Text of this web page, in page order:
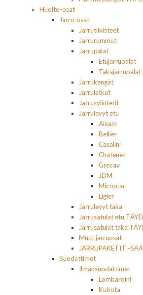
Huolto-osat
Jarru-osat
Jarrutiivisteet
Jarrurummut
Jarrupalat
Etujarrupalat
Takajarrupalat
Jarrukengät
Jarruletkut
Jarrusylinterit
Jarrulevyt etu
Aixam
Bellier
Casalini
Chatenet
Grecav
JDM
Microcar
Ligier
Jarrulevyt taka
Jarrusatulat etu
Jarrusatulat taka
Muut jarruosat
JARRUPAKETIT -
Suodattimet
Ilmansuodattimet
Lombardini
Kubota